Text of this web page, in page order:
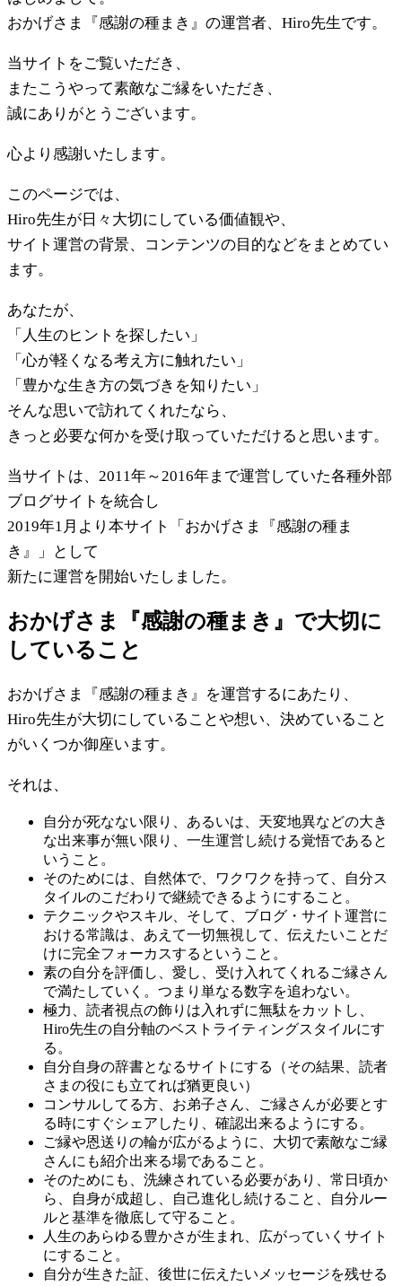
おかげさま『感謝の種まき』の運営者、Hiro先生です。
当サイトをご覧いただき、
またこうやって素敵なご縁をいただき、
誠にありがとうございます。
心より感謝いたします。
このページでは、
Hiro先生が日々大切にしている価値観や、
サイト運営の背景、コンテンツの目的などをまとめてい
ます。
あなたが、
「人生のヒントを探したい」
「心が軽くなる考え方に触れたい」
「豊かな生き方の気づきを知りたい」
そんな思いで訪れてくれたなら、
きっと必要な何かを受け取っていただけると思います。
当サイトは、2011年～2016年まで運営していた各種外部
ブログサイトを統合し
2019年1月より本サイト「おかげさま『感謝の種ま
き』」として
新たに運営を開始いたしました。
おかげさま『感謝の種まき』で大切に
していること
おかげさま『感謝の種まき』を運営するにあたり、
Hiro先生が大切にしていることや想い、決めていること
がいくつか御座います。
それは、
自分が死なない限り、あるいは、天変地異などの大き
な出来事が無い限り、一生運営し続ける覚悟であると
いうこと。
そのためには、自然体で、ワクワクを持って、自分ス
タイルのこだわりで継続できるようにすること。
テクニックやスキル、そして、ブログ・サイト運営に
おける常識は、あえて一切無視して、伝えたいことだ
けに完全フォーカスするということ。
素の自分を評価し、愛し、受け入れてくれるご縁さん
で満たしていく。つまり単なる数字を追わない。
極力、読者視点の飾りは入れずに無駄をカットし、
Hiro先生の自分軸のベストライティングスタイルにす
る。
自分自身の辞書となるサイトにする（その結果、読者
さまの役にも立てれば猶更良い）
コンサルしてる方、お弟子さん、ご縁さんが必要とす
る時にすぐシェアしたり、確認出来るようにする。
ご縁や恩送りの輪が広がるように、大切で素敵なご縁
さんにも紹介出来る場であること。
そのためにも、洗練されている必要があり、常日頃か
ら、自身が成超し、自己進化し続けること、自分ルー
ルと基準を徹底して守ること。
人生のあらゆる豊かさが生まれ、広がっていくサイト
にすること。
自分が生きた証、後世に伝えたいメッセージを残せる